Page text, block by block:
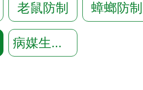
老鼠防制 蟑螂防制
病媒生物防制